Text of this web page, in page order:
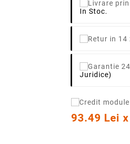
In Stoc.
Juridice)
93.49 Lei